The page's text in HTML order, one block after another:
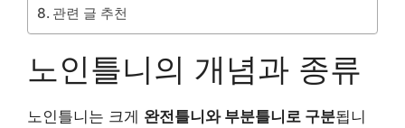
관련 글 추천
노인틀니의 개념과 종류
노인틀니는 크게 완전틀니와 부분틀니로 구분됩니